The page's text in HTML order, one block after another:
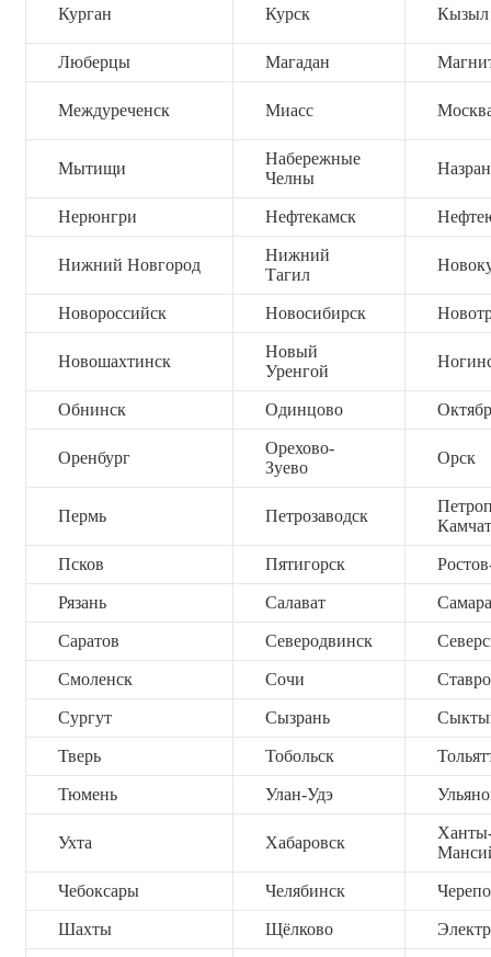
Курган Курск Кызыл
Люберцы Магадан
Междуреченск Миасс
Мытищи
Набережные
Челны
Нерюнгри Нефтекамск
Нижний Новгород
Нижний
Тагил
Новороссийск Новосибирск
Новошахтинск
Новый
Уренгой
Обнинск Одинцово
Оренбург
Орехово-
Зуево
Орск
Пермь Петрозаводск
Псков Пятигорск
Рязань Салават Самара
Саратов Северодвинск
Смоленск Сочи
Сургут Сызрань
Тверь Тобольск
Тюмень Улан-Удэ
Ухта Хабаровск
Чебоксары Челябинск
Шахты Щёлково